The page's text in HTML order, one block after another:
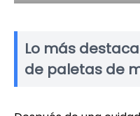
Lo más
de paletas de